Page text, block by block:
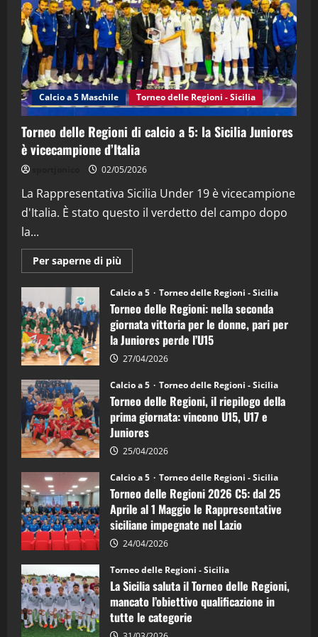
4 15/04/2026
5
"SportEmpire" in Podcast
“SportEmpire” in Podcast: 26^ Puntata
(Martedi 07 Aprile 2026)
08/04/2026
Calcio a 5 Maschile Torneo delle Regioni - Sicilia
Torneo delle Regioni di calcio a 5: la Sicilia Juniores
è vicecampione d’Italia
02/05/2026
La Rappresentativa Sicilia Under 19 è vicecampione
d'Italia. È stato questo il verdetto del campo dopo
la...
Per saperne di più
informazioni
Torneo
delle
Regioni
di
calcio
a
5:
la
Juniores
è
vicecampione
d’Italia
Calcio a 5 Torneo delle Regioni - Sicilia
Torneo delle Regioni: nella seconda
giornata vittoria per le donne, pari per
la Juniores perde l’U15
27/04/2026
Calcio a 5 Torneo delle Regioni - Sicilia
Torneo delle Regioni, il riepilogo della
prima giornata: vincono U15, U17 e
Juniores
25/04/2026
Calcio a 5 Torneo delle Regioni - Sicilia
Torneo delle Regioni 2026 C5: dal 25
Aprile al 1 Maggio le Rappresentative
siciliane impegnate nel Lazio
24/04/2026
Torneo delle Regioni - Sicilia
La Sicilia saluta il Torneo delle Regioni,
mancato l’obiettivo qualificazione in
tutte le categorie